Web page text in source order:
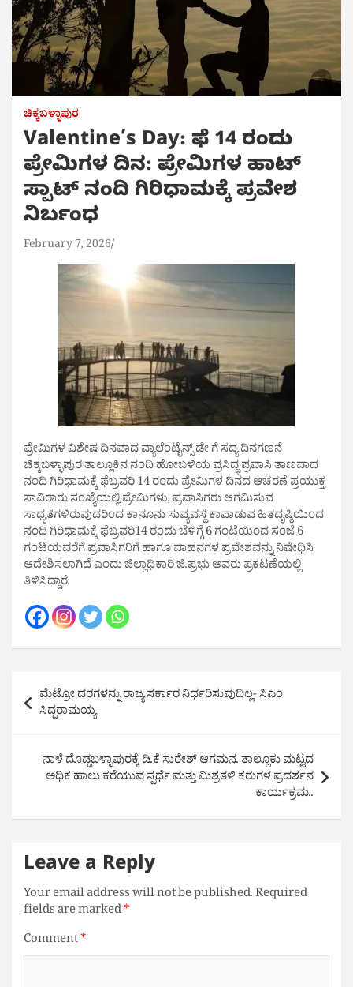
ಚಿಕ್ಕಬಳ್ಳಾಪುರ
Valentine’s Day: ಫೆ 14 ರಂದು
ಪ್ರೇಮಿಗಳ ದಿನ: ಪ್ರೇಮಿಗಳ ಹಾಟ್
ಸ್ಪಾಟ್ ನಂದಿ ಗಿರಿಧಾಮಕ್ಕೆ ಪ್ರವೇಶ
ನಿರ್ಬಂಧ
February 7, 2026
ಪ್ರೇಮಿಗಳ ವಿಶೇಷ ದಿನವಾದ ವ್ಯಾಲೆಂಟೈನ್ಸ್ ಡೇ ಗೆ ಸದ್ಯ ದಿನಗಣನೆ
ಚಿಕ್ಕಬಳ್ಳಾಪುರ ತಾಲ್ಲೂಕಿನ ನಂದಿ ಹೋಬಳಿಯ ಪ್ರಸಿದ್ಧ ಪ್ರವಾಸಿ ತಾಣವಾದ
ನಂದಿ ಗಿರಿಧಾಮಕ್ಕೆ ಫೆಬ್ರವರಿ 14 ರಂದು ಪ್ರೇಮಿಗಳ ದಿನದ ಆಚರಣೆ ಪ್ರಯುಕ್ತ
ಸಾವಿರಾರು ಸಂಖ್ಯೆಯಲ್ಲಿ ಪ್ರೇಮಿಗಳು, ಪ್ರವಾಸಿಗರು ಆಗಮಿಸುವ
ಸಾಧ್ಯತೆಗಳಿರುವುದರಿಂದ ಕಾನೂನು ಸುವ್ಯವಸ್ಥೆ ಕಾಪಾಡುವ ಹಿತದೃಷ್ಠಿಯಿಂದ
ನಂದಿ ಗಿರಿಧಾಮಕ್ಕೆ ಫೆಬ್ರವರಿ14 ರಂದು ಬೆಳಿಗ್ಗೆ 6 ಗಂಟೆಯಿಂದ ಸಂಜೆ 6
ಗಂಟೆಯವರೆಗೆ ಪ್ರವಾಸಿಗರಿಗೆ ಹಾಗೂ ವಾಹನಗಳ ಪ್ರವೇಶವನ್ನು ನಿಷೇಧಿಸಿ
ಆದೇಶಿಸಲಾಗಿದೆ ಎಂದು ಜಿಲ್ಲಾಧಿಕಾರಿ ಜಿ.ಪ್ರಭು ಅವರು ಪ್ರಕಟಣೆಯಲ್ಲಿ
ತಿಳಿಸಿದ್ದಾರೆ.
Post
navigation
ಮೆಟ್ರೋ ದರಗಳನ್ನು ರಾಜ್ಯ ಸರ್ಕಾರ ನಿರ್ಧರಿಸುವುದಿಲ್ಲ- ಸಿಎಂ
ಸಿದ್ದರಾಮಯ್ಯ
ನಾಳೆ ದೊಡ್ಡಬಳ್ಳಾಪುರಕ್ಕೆ ಡಿ.ಕೆ ಸುರೇಶ್ ಆಗಮನ. ತಾಲ್ಲೂಕು ಮಟ್ಟದ
ಅಧಿಕ ಹಾಲು ಕರೆಯುವ ಸ್ಪರ್ಧೆ ಮತ್ತು ಮಿಶ್ರತಳಿ ಕರುಗಳ ಪ್ರದರ್ಶನ
ಕಾರ್ಯಕ್ರಮ..
Leave a Reply
Your email address will not be published.Required
fields are marked*
Comment*